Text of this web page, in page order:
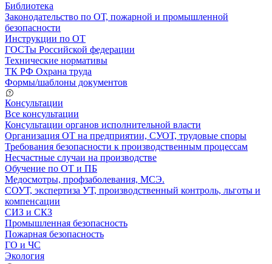
Библиотека
Законодательство по ОТ, пожарной и промышленной
безопасности
Инструкции по ОТ
ГОСТы Российской федерации
Технические нормативы
ТК РФ Охрана труда
Формы/шаблоны документов
Консультации
Все консультации
Консультации органов исполнительной власти
Организация ОТ на предприятии, СУОТ, трудовые споры
Требования безопасности к производственным процессам
Несчастные случаи на производстве
Обучение по ОТ и ПБ
Медосмотры, профзаболевания, МСЭ.
СОУТ, экспертиза УТ, производственный контроль, льготы и
компенсации
СИЗ и СКЗ
Промышленная безопасность
Пожарная безопасность
ГО и ЧС
Экология